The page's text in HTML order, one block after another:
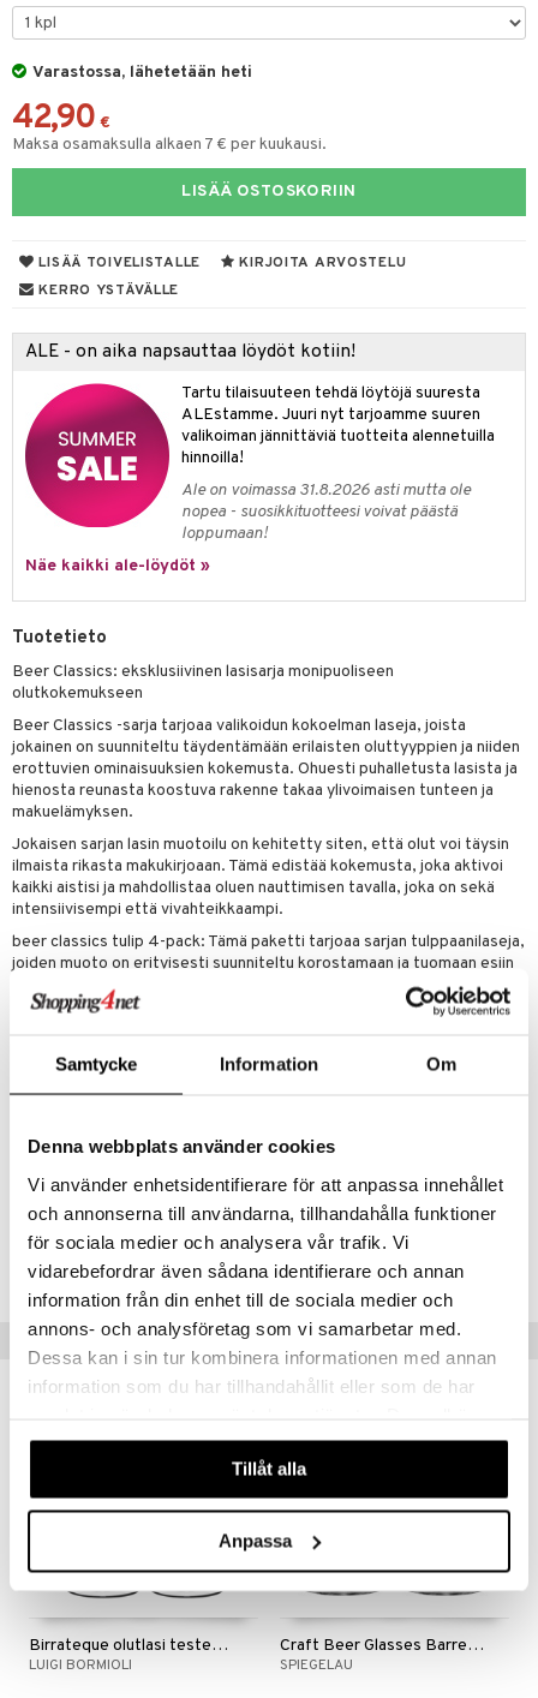
Samtycke Information Om
Denna webbplats använder cookies
Vi använder enhetsidentifierare för att anpassa innehållet
och annonserna till användarna, tillhandahålla funktioner
för sociala medier och analysera vår trafik. Vi
vidarebefordrar även sådana identifierare och annan
information från din enhet till de sociala medier och
annons- och analysföretag som vi samarbetar med.
Dessa kan i sin tur kombinera informationen med annan
information som du har tillhandahållit eller som de har
våra cookies vid fortsatt användande av vår webbplats.
Tillåt alla
Anpassa
Varastossa, lähetetään heti
42,90 €
Maksa osamaksulla alkaen 7 € per kuukausi.
LISÄÄ OSTOSKORIIN
LISÄÄ TOIVELISTALLE
KIRJOITA ARVOSTELU
KERRO YSTÄVÄLLE
ALE - on aika napsauttaa löydöt kotiin!
Tartu tilaisuuteen tehdä löytöjä suuresta
ALEstamme. Juuri nyt tarjoamme suuren
valikoiman jännittäviä tuotteita alennetuilla
hinnoilla!
Ale on voimassa 31.8.2026 asti mutta ole
nopea - suosikkituotteesi voivat päästä
loppumaan!
Näe kaikki ale-löydöt »
Tuotetieto
Beer Classics: eksklusiivinen lasisarja monipuoliseen
olutkokemukseen
Beer Classics -sarja tarjoaa valikoidun kokoelman laseja, joista
jokainen on suunniteltu täydentämään erilaisten oluttyyppien ja niiden
erottuvien ominaisuuksien kokemusta. Ohuesti puhalletusta lasista ja
hienosta reunasta koostuva rakenne takaa ylivoimaisen tunteen ja
makuelämyksen.
Jokaisen sarjan lasin muotoilu on kehitetty siten, että olut voi täysin
ilmaista rikasta makukirjoaan. Tämä edistää kokemusta, joka aktivoi
kaikki aistisi ja mahdollistaa oluen nauttimisen tavalla, joka on sekä
intensiivisempi että vivahteikkaampi.
beer classics tulip 4-pack: Tämä paketti tarjoaa sarjan tulppaanilaseja,
joiden muoto on erityisesti suunniteltu korostamaan ja tuomaan esiin
erilaisten oluttyyppien aromeja ja makuja. Lasin kaareva muotoilu ja
kapea yläosa keskittävät oluen tuoksut ja maut, mikä tarjoaa
suosikkioluidensa hienovaraisia vivahteita.
Korkeus: 15,5cm
Tuotenumero
ITZ09-4-XX
Suositut tuotteet
Birrateque olutlasi testeri 2 kpl
LUIGI BORMIOLI
Craft Beer Glasses Barrel Aged Beer 50 cl
SPIEGELAU
Maustemyllyt
/ Outdoor
& Vihannesveitset
sisustus
tarvikkeita
koristelu
säilytys
tekstiilit
& Peitot
& Koukut
& Korit
& Veistokset
Art
& Lyhdyt
& Hyllyt
& Koukut
& Korit
tekstiilit
tekstiilit
& Tyynyliinat
hyönteissuoja
ruokinta
& Lyhdyt
& vastauksia